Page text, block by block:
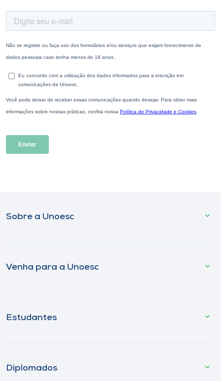
Sobre a Unoesc
Venha para a Unoesc
Estudantes
Diplomados